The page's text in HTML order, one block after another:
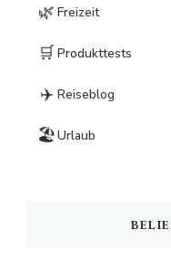
🌿 Freizeit
🛒 Produkttests
✈️ Reiseblog
🏖️Urlaub